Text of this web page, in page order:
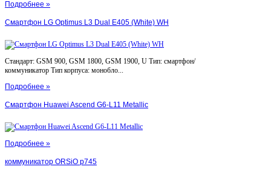
Подробнее »
Смартфон LG Optimus L3 Dual E405 (White) WH
Стандарт: GSM 900, GSM 1800, GSM 1900, U Тип: смартфон/
коммуникатор Тип корпуса: монобло...
Подробнее »
Смартфон Huawei Ascend G6-L11 Metallic
Подробнее »
коммуникатор ORSiO p745